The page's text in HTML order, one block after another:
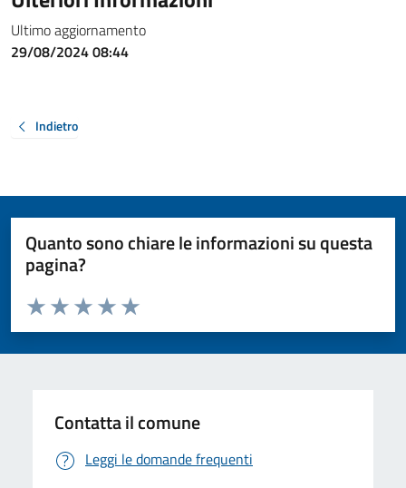
Ultimo aggiornamento
29/08/2024 08:44
Indietro
Quanto sono chiare le informazioni su questa
pagina?
Valuta da 1 a 5 stelle la pagina
Valuta 5 stelle su 5
Valuta 4 stelle su 5
Valuta 3 stelle su 5
Valuta 2 stelle su 5
Valuta 1 stelle su 5
Contatta il comune
Leggi le domande frequenti